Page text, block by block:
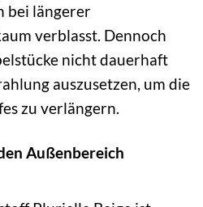
bei längerer
verblasst. Dennoch
nicht dauerhaft
auszusetzen, um die
zu verlängern.
Außenbereich